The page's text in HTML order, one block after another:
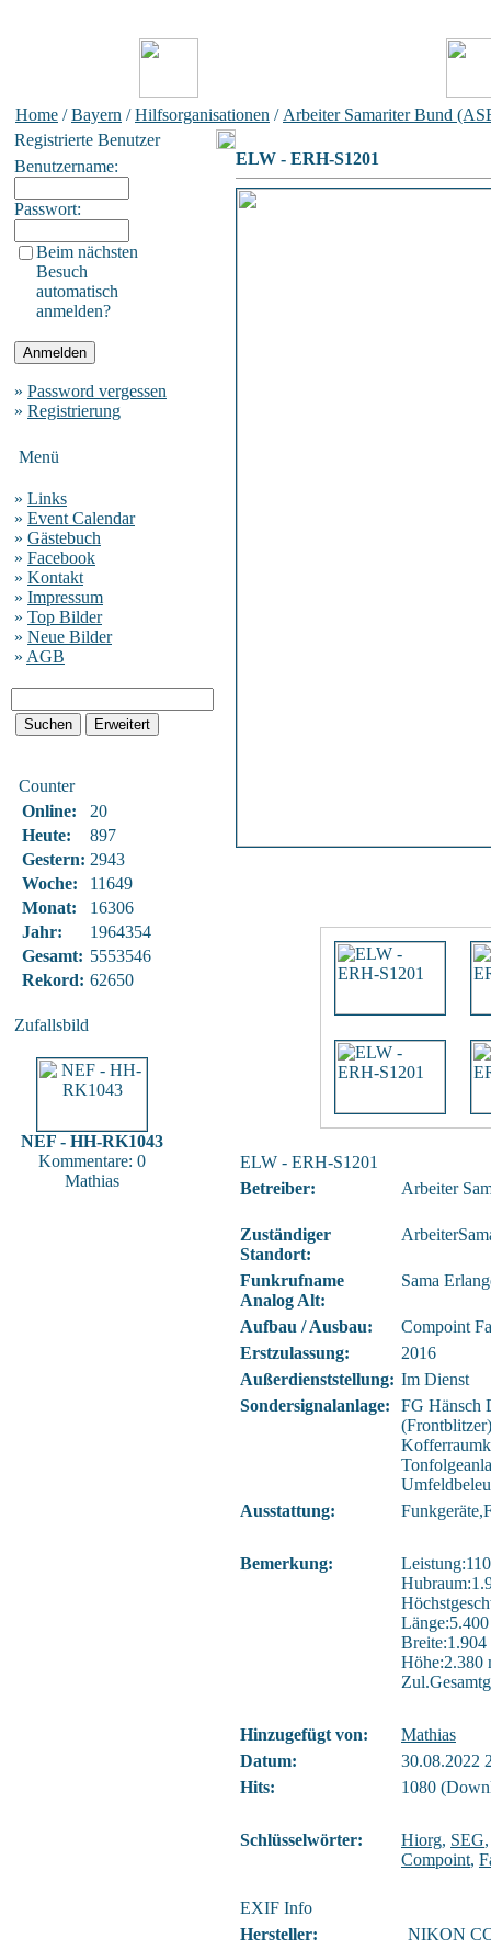
Home /Bayern /Hilfsorganisationen / Arbeiter Samariter Bund
Registrierte Benutzer
Benutzername:
Passwort:
Beim nächsten
Besuch
automatisch
anmelden?
» Password vergessen
» Registrierung
Menü
» Links
» Event Calendar
» Gästebuch
» Facebook
» Kontakt
» Impressum
» Top Bilder
» Neue Bilder
» AGB
Counter
Online:
20
Heute:
897
Gestern: 2943
Woche:
11649
Monat:
16306
Jahr:
1964354
Gesamt: 5553546
Rekord: 62650
Zufallsbild
NEF - HH-RK1043
Kommentare: 0
Mathias
ELW - ERH-S1201
ELW - ERH-S1201
Betreiber:
Arbeiter
Zuständiger
Standort:
Funkrufname
Analog Alt:
Sama
Aufbau / Ausbau:
Compoint
Erstzulassung:
2016
Außerdienststellung: Im Dienst
Sondersignalanlage:
FG Hänsch
Ausstattung:
Bemerkung:
Breite:1.904
Höhe:2.380
Hinzugefügt von:
Mathias
Datum:
30.08.2022
Hits:
1080
Schlüsselwörter: Hiorg, SEG
Compoint,
EXIF Info
Hersteller:
NIKON